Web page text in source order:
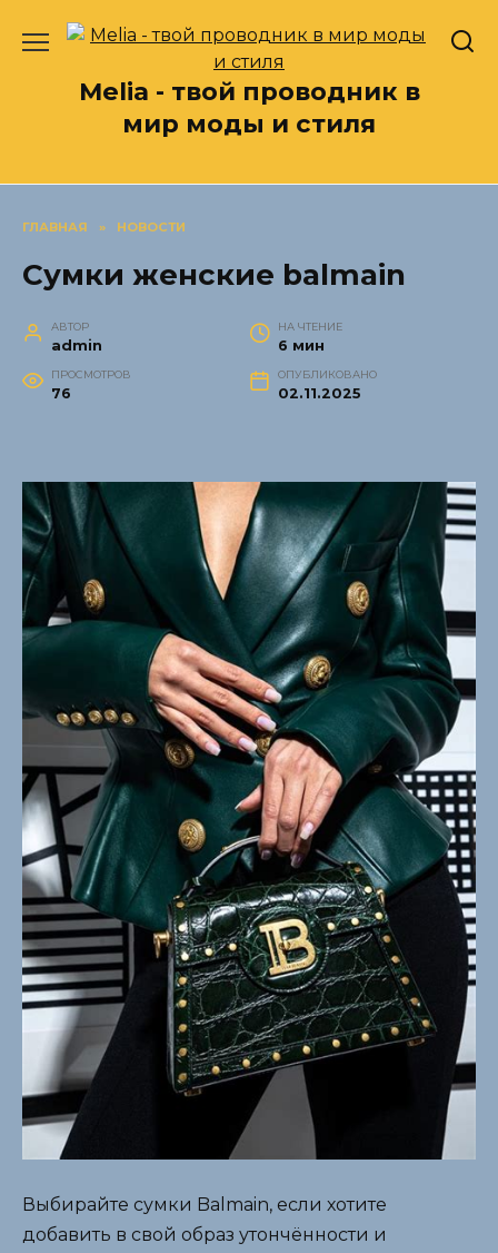
Melia - твой проводник в
мир моды и стиля
ГЛАВНАЯ » НОВОСТИ
Сумки женские balmain
АВТОР
admin
НА ЧТЕНИЕ
6 мин
ПРОСМОТРОВ
76
ОПУБЛИКОВАНО
02.11.2025
Выбирайте сумки Balmain, если хотите
добавить в свой образ утончённости и